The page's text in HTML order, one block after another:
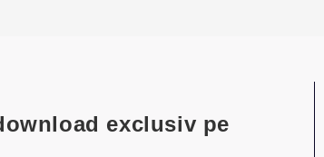
exclusiv pe